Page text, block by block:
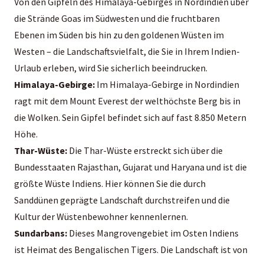
die Strände Goas im Südwesten und die fruchtbaren
Ebenen im Süden bis hin zu den goldenen Wüsten im
Westen – die Landschaftsvielfalt, die Sie in Ihrem Indien-
Urlaub erleben, wird Sie sicherlich beeindrucken.
Himalaya-Gebirge: Im Himalaya-Gebirge in Nordindien
ragt mit dem Mount Everest der welthöchste Berg bis in
die Wolken. Sein Gipfel befindet sich auf fast 8.850 Metern
Höhe.
Thar-Wüste: Die Thar-Wüste erstreckt sich über die
Bundesstaaten Rajasthan, Gujarat und Haryana und ist die
größte Wüste Indiens. Hier können Sie die durch
Sanddünen geprägte Landschaft durchstreifen und die
Kultur der Wüstenbewohner kennenlernen.
Sundarbans: Dieses Mangrovengebiet im Osten Indiens
ist Heimat des Bengalischen Tigers. Die Landschaft ist von